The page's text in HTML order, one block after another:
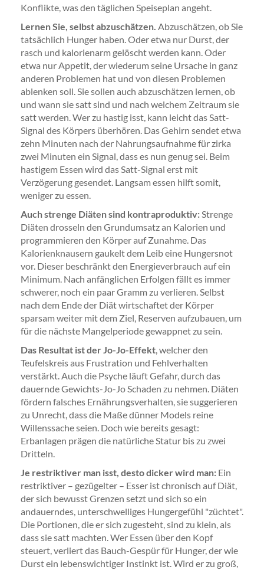
Konflikte, was den täglichen Speiseplan angeht.
Lernen Sie, selbst abzuschätzen. Abzuschätzen, ob Sie
tatsächlich Hunger haben. Oder etwa nur Durst, der
rasch und kalorienarm gelöscht werden kann. Oder
etwa nur Appetit, der wiederum seine Ursache in ganz
anderen Problemen hat und von diesen Problemen
ablenken soll. Sie sollen auch abzuschätzen lernen, ob
und wann sie satt sind und nach welchem Zeitraum sie
satt werden. Wer zu hastig isst, kann leicht das Satt-
Signal des Körpers überhören. Das Gehirn sendet etwa
zehn Minuten nach der Nahrungsaufnahme für zirka
zwei Minuten ein Signal, dass es nun genug sei. Beim
hastigem Essen wird das Satt-Signal erst mit
Verzögerung gesendet. Langsam essen hilft somit,
weniger zu essen.
Auch strenge Diäten sind kontraproduktiv:Strenge
Diäten drosseln den Grundumsatz an Kalorien und
programmieren den Körper auf Zunahme. Das
Kalorienknausern gaukelt dem Leib eine Hungersnot
vor. Dieser beschränkt den Energieverbrauch auf ein
Minimum. Nach anfänglichen Erfolgen fällt es immer
schwerer, noch ein paar Gramm zu verlieren. Selbst
nach dem Ende der Diät wirtschaftet der Körper
sparsam weiter mit dem Ziel, Reserven aufzubauen, um
für die nächste Mangelperiode gewappnet zu sein.
Das Resultat ist der Jo-Jo-Effekt, welcher den
Teufelskreis aus Frustration und Fehlverhalten
verstärkt. Auch die Psyche läuft Gefahr, durch das
dauernde Gewichts-Jo-Jo Schaden zu nehmen. Diäten
fördern falsches Ernährungsverhalten, sie suggerieren
zu Unrecht, dass die Maße dünner Models reine
Willenssache seien. Doch wie bereits gesagt:
Erbanlagen prägen die natürliche Statur bis zu zwei
Dritteln.
Je restriktiver man isst, desto dicker wird man: Ein
restriktiver – gezügelter – Esser ist chronisch auf Diät,
der sich bewusst Grenzen setzt und sich so ein
andauerndes, unterschwelliges Hungergefühl "züchtet".
Die Portionen, die er sich zugesteht, sind zu klein, als
dass sie satt machten. Wer Essen über den Kopf
steuert, verliert das Bauch-Gespür für Hunger, der wie
Durst ein lebenswichtiger Instinkt ist. Wird er zu groß,